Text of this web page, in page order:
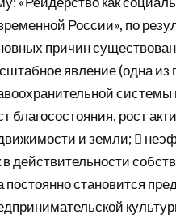
России», по
причин
явление (одна из
системы
благосостояния, рост
и земли; 
в действительности
постоянно становится